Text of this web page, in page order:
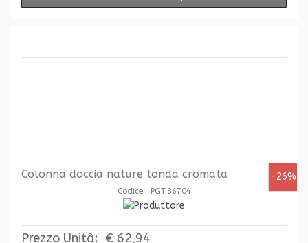
-26%
Colonna doccia nature tonda cromata
Codice: PGT.36704
Prezzo Unità: € 62,94